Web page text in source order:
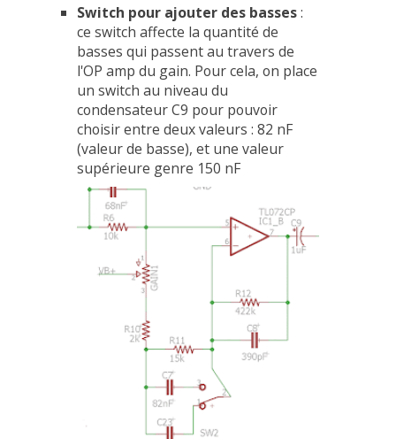
Switch pour ajouter des basses:
ce switch affecte la quantité de
basses qui passent au travers de
l'OP amp du gain. Pour cela, on place
un switch au niveau du
condensateur C9 pour pouvoir
choisir entre deux valeurs : 82 nF
(valeur de basse), et une valeur
supérieure genre 150 nF